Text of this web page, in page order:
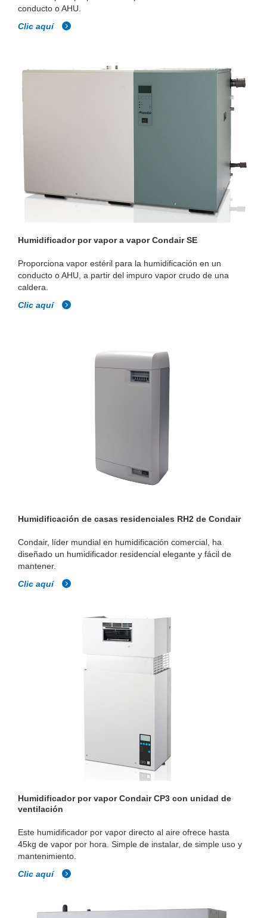
conducto o AHU.
Clic aquí
Humidificador por vapor a vapor Condair SE
Proporciona vapor estéril para la humidificación en un
conducto o AHU, a partir del impuro vapor crudo de una
caldera.
Clic aquí
Humidificación de casas residenciales RH2 de Condair
Condair, líder mundial en humidificación comercial, ha
diseñado un humidificador residencial elegante y fácil de
mantener.
Clic aquí
Humidificador por vapor Condair CP3 con unidad de
ventilación
Este humidificador por vapor directo al aire ofrece hasta
45kg de vapor por hora. Simple de instalar, de simple uso y
mantenimiento.
Clic aquí